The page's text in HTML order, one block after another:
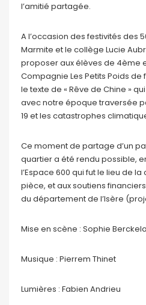
l’amitié partagée.
A l’occasion des festivités des
Marmite et le collège Lucie
proposer aux élèves de 4ème
Compagnie Les Petits Poids
le texte de « Rêve de Chine »
avec notre époque traversée
19 et les catastrophes
Ce moment de partage d’un
quartier a été rendu possible,
l’Espace 600 qui fut le lieu de
pièce, et aux soutiens
du département de l’Isère
Mise en scène : Sophie
Musique : Pierrem Thinet
Lumières : Fabien Andrieu